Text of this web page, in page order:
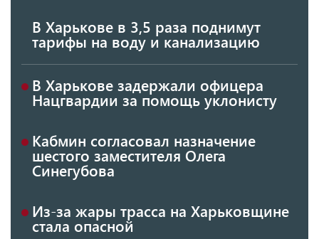
В Харькове в 3,5 раза поднимут
тарифы на воду и канализацию
В Харькове задержали офицера
Нацгвардии за помощь уклонисту
Кабмин согласовал назначение
шестого заместителя Олега
Синегубова
Из-за жары трасса на Харьковщине
стала опасной